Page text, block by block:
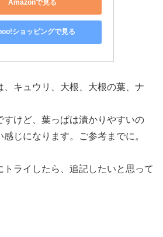
Amazonで見る
ショッピングで見る
、キュウリ、大根、大根の葉、ナ
すけど、葉っぱは漬かりやすいの
じになります。ご参考までに。
トライしたら、追記したいと思って